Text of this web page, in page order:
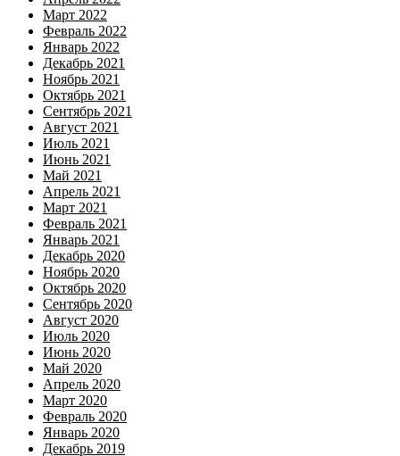
Март 2022
Февраль 2022
Январь 2022
Декабрь 2021
Ноябрь 2021
Октябрь 2021
Сентябрь 2021
Август 2021
Июль 2021
Июнь 2021
Май 2021
Апрель 2021
Март 2021
Февраль 2021
Январь 2021
Декабрь 2020
Ноябрь 2020
Октябрь 2020
Сентябрь 2020
Август 2020
Июль 2020
Июнь 2020
Май 2020
Апрель 2020
Март 2020
Февраль 2020
Январь 2020
Декабрь 2019